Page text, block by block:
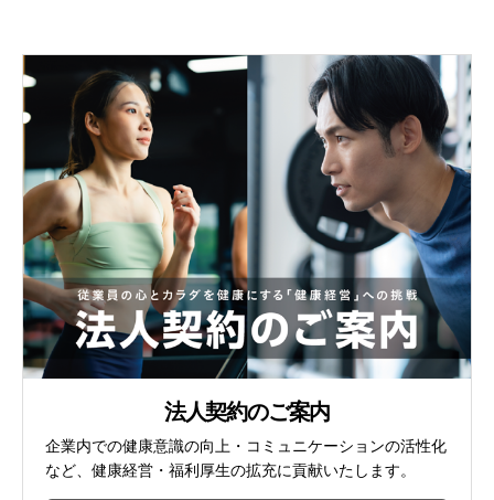
法人契約のご案内
企業内での健康意識の向上・コミュニケーションの活性化
など、健康経営・福利厚生の拡充に貢献いたします。